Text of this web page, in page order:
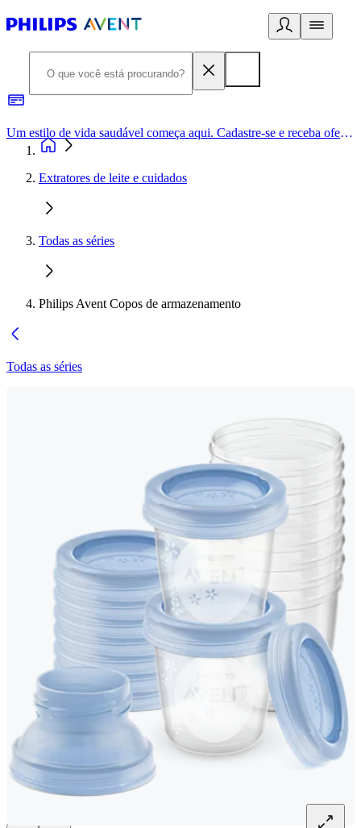
Um estilo de vida saudável começa aqui. Cadastre-se e receba ofertas exclusivas.
Extratores de leite e cuidados
Todas as séries
Philips Avent Copos de armazenamento
Todas as séries